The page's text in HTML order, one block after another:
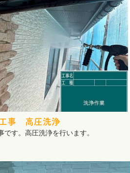
事 高圧洗浄
です。高圧洗浄を行います。